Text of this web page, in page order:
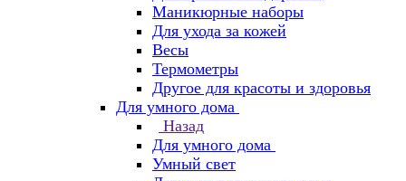
Маникюрные наборы
Для ухода за кожей
Весы
Термометры
Другое для красоты и здоровья
Для умного дома
Назад
Для умного дома
Умный свет